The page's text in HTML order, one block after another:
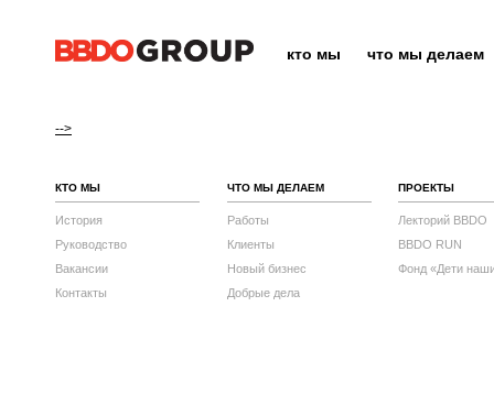
кто мы что мы делаем
-->
КТО МЫ
История
Руководство
Вакансии
Контакты
ЧТО МЫ ДЕЛАЕМ
Работы
Клиенты
Новый бизнес
Добрые дела
ПРОЕКТЫ
Лекторий BBDO
BBDO RUN
Фонд «Дети